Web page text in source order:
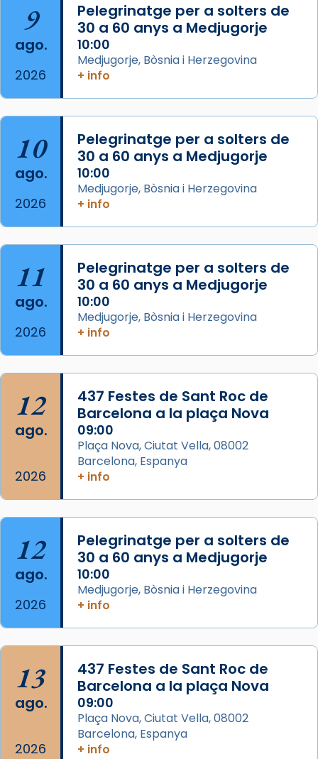
de Barcelona.
2 weeks ago
Aquest dilluns, 27 de juliol, ha tingut lloc la
missa d’acció de gràcies en agraïment al
comitè organitzador de la visita apostòlica
del Sant Pare Lleó XIV a Barcelona, i als
col·laboradors, a la Catedral de Barcelona.
L’arquebisbe de Barcelona, el cardenal Joan
Josep Omella, ha presidit la missa i l’ha
concelebrat el bisbe auxiliar de Barcelona,
Mons. David Abadías.
📸 Dr. G. Simón
Foto
View on Facebook · Share
Arquebisbat de Barcelona
2 weeks ago
Acompanyant la història de sant Cugat, a
partir de l’Edat Mitjana sorgeix la tradició
que les santes Juliana (“relatiu a Júlia”) i
Semproniana (“relatiu a Semprònia =
eterna”) són deixebles seves. I l’any 1667, el
frare Joan Gaspar Roig, afirma en una obra
que les santes són filles de l’antiga Iluro.
Mataró en reivindicarà les relíq
Foto
View on Facebook ·
9
ago.
2026
Pelegrinatge per a solters de
30 a 60 anys a Medjugorje
10:00
Medjugorje, Bòsnia i Herzegovina
+ info
10
ago.
2026
Pelegrinatge per a solters de
30 a 60 anys a Medjugorje
10:00
Medjugorje, Bòsnia i Herzegovina
+ info
11
ago.
2026
Pelegrinatge per a solters de
30 a 60 anys a Medjugorje
10:00
Medjugorje, Bòsnia i Herzegovina
+ info
12
ago.
2026
437 Festes de Sant Roc de
Barcelona a la plaça Nova
09:00
Plaça Nova, Ciutat Vella, 08002
Barcelona, Espanya
+ info
12
ago.
2026
Pelegrinatge per a solters de
30 a 60 anys a Medjugorje
10:00
Medjugorje, Bòsnia i Herzegovina
+ info
13
ago.
2026
437 Festes de Sant Roc de
Barcelona a la plaça Nova
09:00
Plaça Nova, Ciutat Vella, 08002
Barcelona, Espanya
+ info